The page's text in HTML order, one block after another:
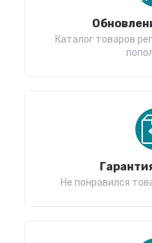
Каталог товаров
Не понравился